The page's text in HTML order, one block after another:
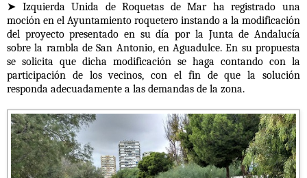
➤ Izquierda Unida de Roquetas de Mar ha registrado una
moción en el Ayuntamiento roquetero instando a la modificación
del proyecto presentado en su día por la Junta de Andalucía
sobre la rambla de San Antonio, en Aguadulce. En su propuesta
se solicita que dicha modificación se haga contando con la
participación de los vecinos, con el fin de que la solución
responda adecuadamente a las demandas de la zona.